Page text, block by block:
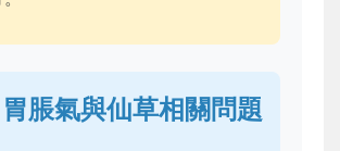
脹氣與仙草相關問題